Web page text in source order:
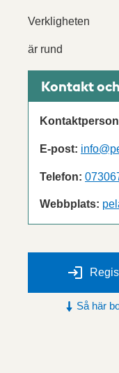
Verkligheten
är rund
Kontakt
E-post:
Telefon:
Webbplats:
Så här